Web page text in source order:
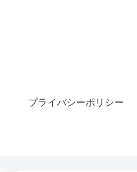
プライバシーポリシー